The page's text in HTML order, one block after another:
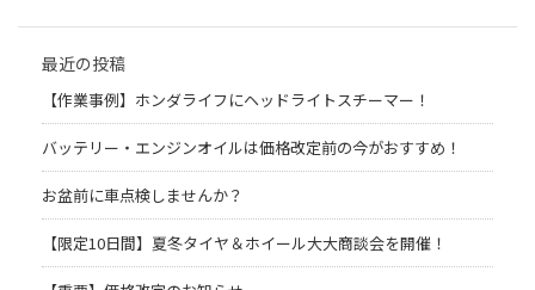
最近の投稿
【作業事例】ホンダライフにヘッドライトスチーマー！
バッテリー・エンジンオイルは価格改定前の今がおすすめ！
お盆前に車点検しませんか？
【限定10日間】夏冬タイヤ＆ホイール大大商談会を開催！